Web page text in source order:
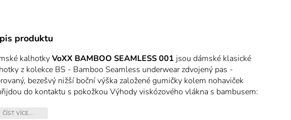
produktu
kalhotkyVoXX BAMBOO SEAMLESS 001 jsou dámské klasické
z kolekce BS - Bamboo Seamless underwear zdvojený pas -
bezešvý nižší boční výška založené gumičky kolem nohaviček
do kontaktu s pokožkou Výhody viskózového vlákna s bambusem:
- hypoalergenní - prodyšné - antistatické - odolává vzniku
ČÍST VÍCE...